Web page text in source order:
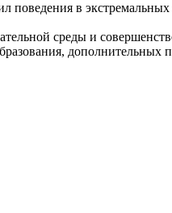
поведения в
среды и